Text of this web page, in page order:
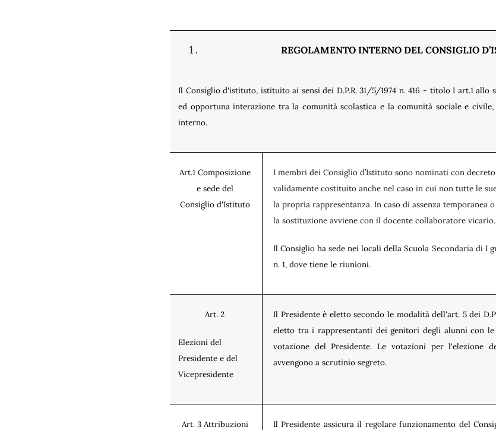
REGOLAMENTO INTERNO DEL CONSIGLIO
Il Consiglio d'istituto, istituito ai sensi dei D.P.R. 31/5/1974 n. 416 - titolo I art.1 allo
ed opportuna interazione tra la comunità scolastica e la comunità sociale e
interno.
Art.1 Composizione
e sede del
Consiglio d'Istituto
I membri dei Consiglio d’Istituto sono nominati con
validamente costituito anche nel caso in cui non tutte le
la propria rappresentanza. In caso di assenza temporanea
la sostituzione avviene con il docente collaboratore vicario.
Il Consiglio ha sede nei locali della Scuola Secondaria di I
n. 1, dove tiene le riunioni.
Art. 2
Elezioni del
Presidente e del
Vicepresidente
Il Presidente è eletto secondo le modalità dell'art. 5 dei
eletto tra i rappresentanti dei genitori degli alunni con le
votazione del Presidente. Le votazioni per l'elezione
avvengono a scrutinio segreto.
Art. 3 Attribuzioni
Il Presidente assicura il regolare funzionamento del